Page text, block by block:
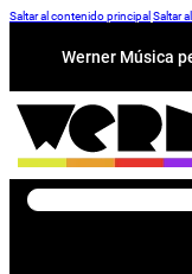
Saltar al contenido principal Saltar
Werner Música
Buscar